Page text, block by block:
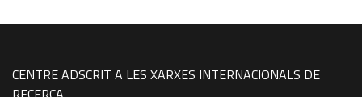
CENTRE ADSCRIT A LES XARXES INTERNACIONALS DE